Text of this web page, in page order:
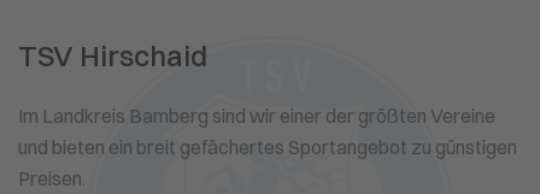
TSV Hirschaid
Im Landkreis Bamberg sind wir einer der größten Vereine
und bieten ein breit gefächertes Sportangebot zu günstigen
Preisen.